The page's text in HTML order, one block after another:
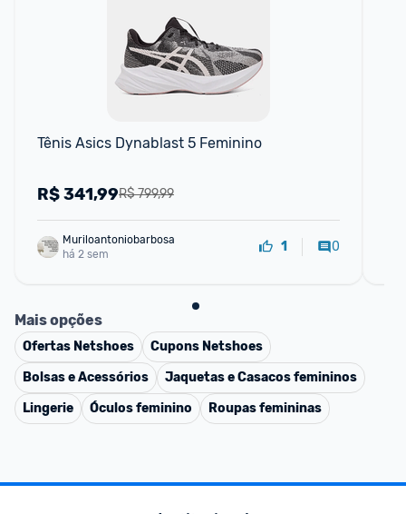
Tênis Asics Dynablast 5 Feminino
R$ 799,99
R$341,99
Muriloantoniobarbosa
há 2 sem
1 0
Mais opções
Ofertas Netshoes Cupons Netshoes
Bolsas e Acessórios
Jaquetas e Casacos femininos
Lingerie
Óculos feminino Roupas femininas